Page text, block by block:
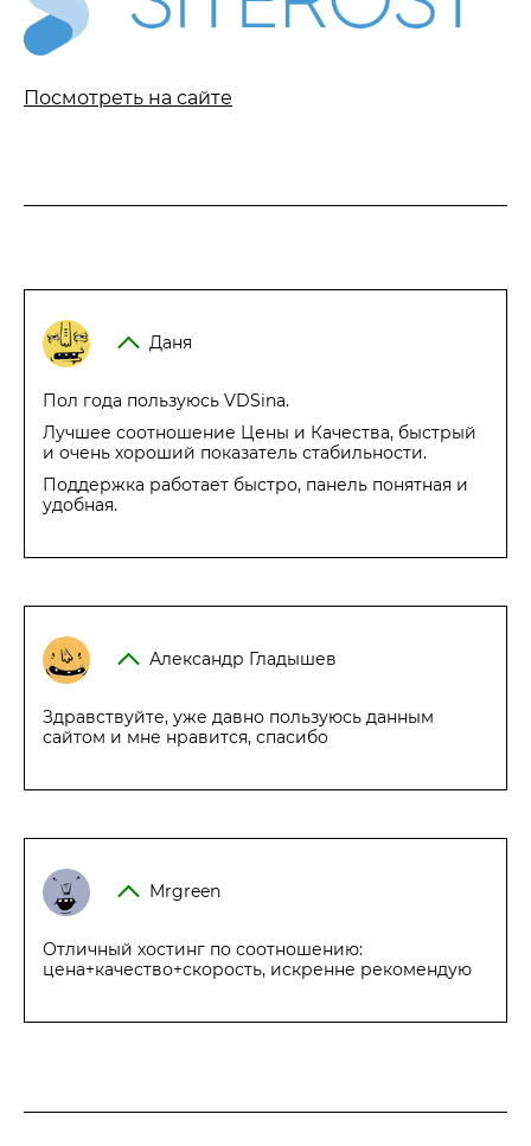
Посмотреть на сайте
Даня
Пол года пользуюсь VDSina.
Лучшее соотношение Цены и Качества, быстрый
и очень хороший показатель стабильности.
Поддержка работает быстро, панель понятная и
удобная.
Александр Гладышев
Здравствуйте, уже давно пользуюсь данным
сайтом и мне нравится, спасибо
Mrgreen
Отличный хостинг по соотношению:
цена+качество+скорость, искренне рекомендую